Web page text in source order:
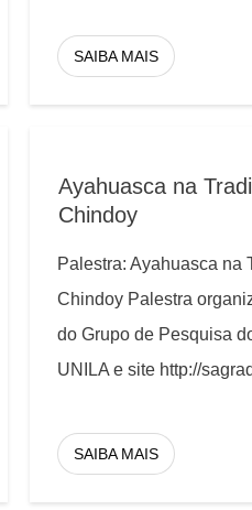
SAIBA MAIS
Ayahuasca na
Chindoy
Palestra: Ayahuasca na
Chindoy Palestra
do Grupo de Pesquisa
UNILA e site http://
SAIBA MAIS